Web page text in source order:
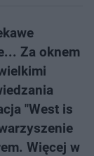
Za oknem
"West is
Więcej w